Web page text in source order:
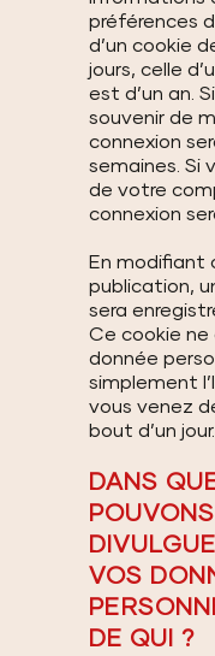
préférences
d’un cookie
jours, celle
est d’un an.
souvenir de
connexion
semaines. Si
de votre
connexion
En modifiant
publication,
sera
Ce cookie ne
donnée
simplement
vous venez
bout d’un jour.
DANS
VOS
DE QUI ?